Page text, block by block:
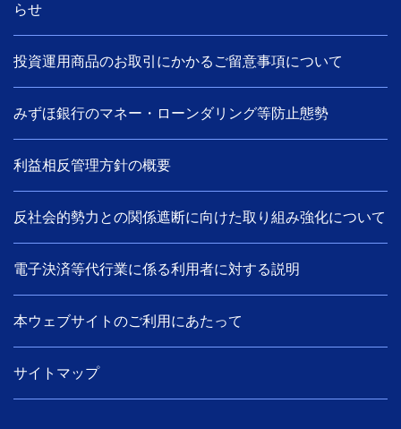
らせ
投資運用商品のお取引にかかるご留意事項について
みずほ銀行のマネー・ローンダリング等防止態勢
利益相反管理方針の概要
反社会的勢力との関係遮断に向けた取り組み強化について
電子決済等代行業に係る利用者に対する説明
本ウェブサイトのご利用にあたって
サイトマップ